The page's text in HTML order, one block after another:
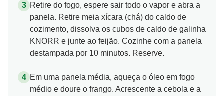
Retire do fogo, espere sair todo o vapor e abra a
panela. Retire meia xícara (chá) do caldo de
cozimento, dissolva os cubos de caldo de galinha
KNORR e junte ao feijão. Cozinhe com a panela
destampada por 10 minutos. Reserve.
Em uma panela média, aqueça o óleo em fogo
médio e doure o frango. Acrescente a cebola e a